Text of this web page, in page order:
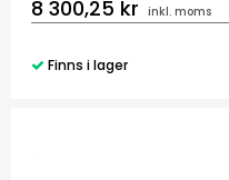
8 300,25 kr inkl. moms
Finns i lager